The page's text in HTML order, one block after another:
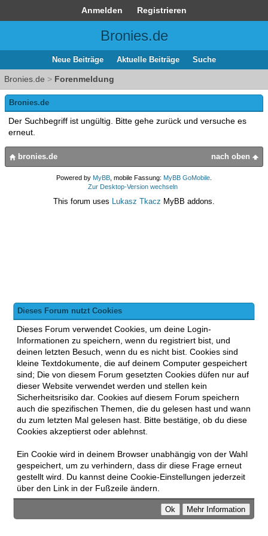
Anmelden Registrieren
Bronies.de
Neue Beiträge Aktuelle Beiträge Suche
Bronies.de > Forenmeldung
Dieses Forum nutzt Cookies
Dieses Forum verwendet Cookies, um deine Login-
Informationen zu speichern, wenn du registriert bist, und
deinen letzten Besuch, wenn du es nicht bist. Cookies sind
kleine Textdokumente, die auf deinem Computer gespeichert
sind; Die von diesem Forum gesetzten Cookies düfen nur auf
dieser Website verwendet werden und stellen kein
Sicherheitsrisiko dar. Cookies auf diesem Forum speichern
auch die spezifischen Themen, die du gelesen hast und wann
du zum letzten Mal gelesen hast. Bitte bestätige, ob du diese
Cookies akzeptierst oder ablehnst.
Ein Cookie wird in deinem Browser unabhängig von der Wahl
gespeichert, um zu verhindern, dass dir diese Frage erneut
gestellt wird. Du kannst deine Cookie-Einstellungen jederzeit
über den Link in der Fußzeile ändern.
Bronies.de
Der Suchbegriff ist ungültig. Bitte gehe zurück und versuche es
erneut.
nach oben
bronies.de
Powered by MyBB , mobile Fassung: MyBB GoMobile
Zur Desktop-Version wechseln
This forum uses Lukasz Tkacz MyBB addons.